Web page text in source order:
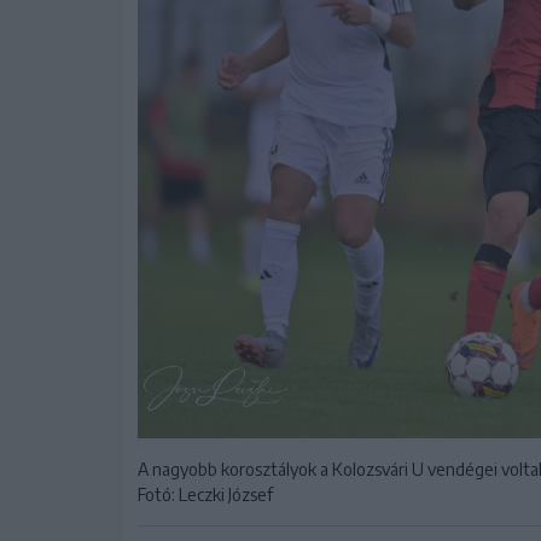
A nagyobb korosztályok a Kolozsvári U vendégei
Fotó: Leczki József